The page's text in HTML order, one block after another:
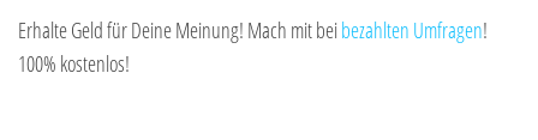
Erhalte Geld für Deine Meinung! Mach mit beibezahlten Umfragen!
100% kostenlos!